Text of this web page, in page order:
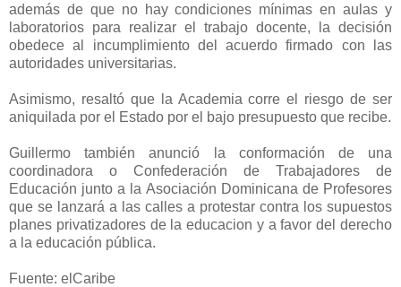
además de que no hay condiciones mínimas en aulas y
laboratorios para realizar el trabajo docente, la decisión
obedece al incumplimiento del acuerdo firmado con las
autoridades universitarias.
Asimismo, resaltó que la Academia corre el riesgo de ser
aniquilada por el Estado por el bajo presupuesto que recibe.
Guillermo también anunció la conformación de una
coordinadora o Confederación de Trabajadores de
Educación junto a la Asociación Dominicana de Profesores
que se lanzará a las calles a protestar contra los supuestos
planes privatizadores de la educacion y a favor del derecho
a la educación pública.
Fuente: elCaribe